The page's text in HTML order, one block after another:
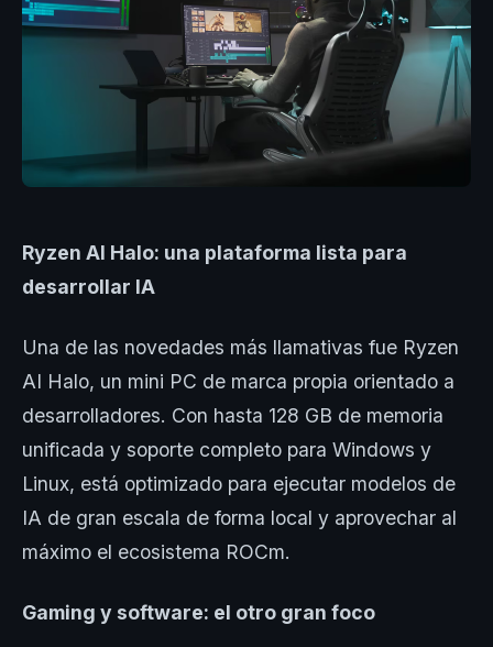
Ryzen AI Halo: una plataforma lista para
desarrollar IA
Una de las novedades más llamativas fue Ryzen
AI Halo, un mini PC de marca propia orientado a
desarrolladores. Con hasta 128 GB de memoria
unificada y soporte completo para Windows y
Linux, está optimizado para ejecutar modelos de
IA de gran escala de forma local y aprovechar al
máximo el ecosistema ROCm.
Gaming y software: el otro gran foco